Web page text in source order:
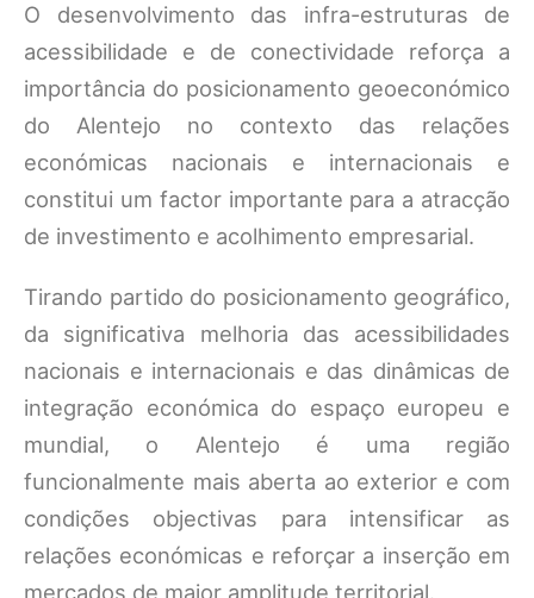
O desenvolvimento das infra-estruturas de
acessibilidade e de conectividade reforça a
importância do posicionamento geoeconómico
do Alentejo no contexto das relações
económicas nacionais e internacionais e
constitui um factor importante para a atracção
de investimento e acolhimento empresarial.
Tirando partido do posicionamento geográfico,
da significativa melhoria das acessibilidades
nacionais e internacionais e das dinâmicas de
integração económica do espaço europeu e
mundial, o Alentejo é uma região
funcionalmente mais aberta ao exterior e com
condições objectivas para intensificar as
relações económicas e reforçar a inserção em
mercados de maior amplitude territorial.